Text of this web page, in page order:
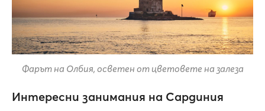
Фарът на Олбия, осветен от цветовете на залеза
Интересни занимания на Сардиния